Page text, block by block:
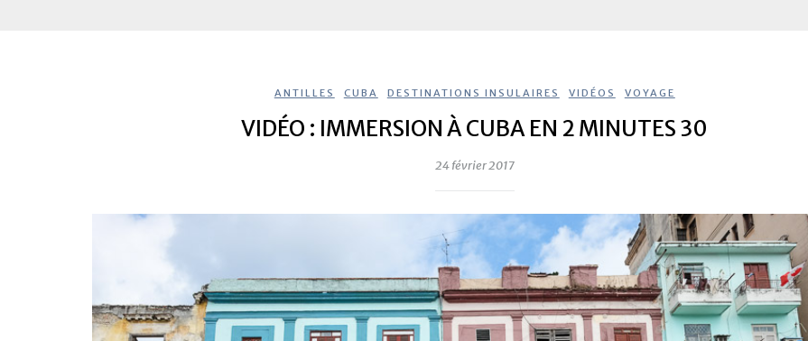
ANTILLES CUBA DESTINATIONS INSULAIRES VIDÉOS VOYAGE
VIDÉO : IMMERSION À CUBA EN 2 MINUTES 30
24 février 2017